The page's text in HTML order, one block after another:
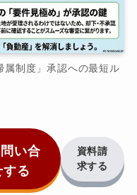
属制度」承認への最短ル
い合
する
資料請
求する